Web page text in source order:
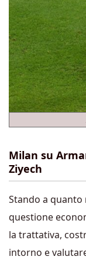
Milan su
Ziyech
Stando a
questione
la trattativa,
intorno e